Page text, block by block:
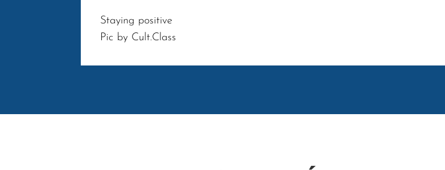
Staying positive
Pic by Cult.Class